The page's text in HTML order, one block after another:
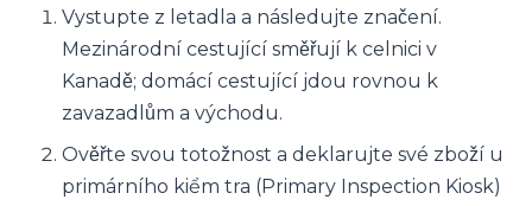
Vystupte z letadla a následujte značení.
Mezinárodní cestující směřují k celnici v
Kanadě; domácí cestující jdou rovnou k
zavazadlům a východu.
Ověřte svou totožnost a deklarujte své zboží u
primárního kiểm tra (Primary Inspection Kiosk)